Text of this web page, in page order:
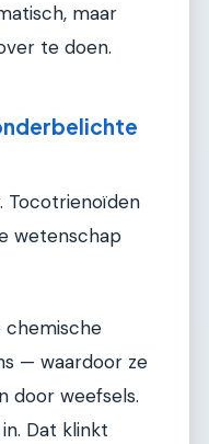
maar
te doen.
Tocotrienoïden
wetenschap
chemische
— waardoor ze
door weefsels.
Dat klinkt